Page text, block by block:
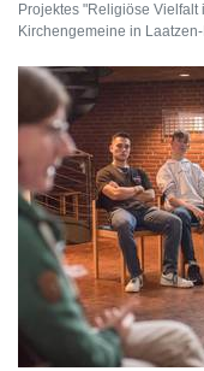
Projektes "Religiöse
Kirchengemeine in